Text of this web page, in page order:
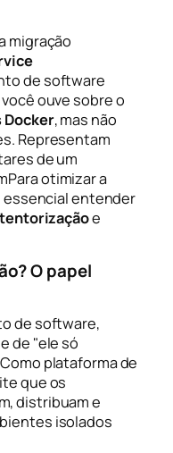
migração
de software
ouve sobre o
Docker, mas não
Representam
de um
Para otimizar a
entender
e
O papel
de software,
de "ele só
plataforma de
que os
distribuam e
isolados